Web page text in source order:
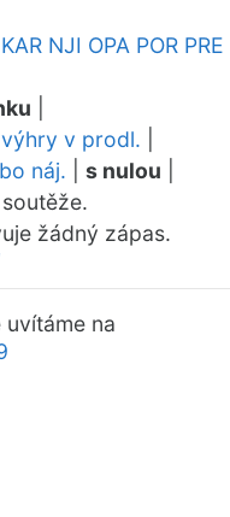
KAR NJI OPA POR PRE
výhry v prodl.
náj. s nulou
žádný zápas.
na